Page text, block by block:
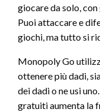
giocare da solo,
Puoi attaccare e
giochi, ma tutto si
Monopoly Go
ottenere più dadi,
dei dadi o ne usi
gratuiti aumenta la